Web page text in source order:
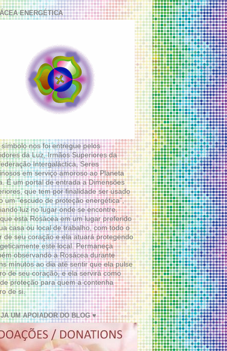
ENERGÉTICA
símbolo nos foi entregue pelos
da Luz, Irmãos Superiores da
Intergaláctica, Seres
em serviço amoroso ao Planeta
É um portal de entrada a Dimensões
que tem por finalidade ser usado
um “escudo de proteção energética”,
luz no lugar onde se encontre.
esta Rosácea em um lugar preferido
casa ou local de trabalho, com todo o
de seu coração e ela atuará protegendo
este local. Permaneça
observando a Rosácea durante
minutos ao dia até sentir que ela pulse
de seu coração, e ela servirá como
proteção para quem a contenha
de si.
UM APOIADOR DO BLOG ♥